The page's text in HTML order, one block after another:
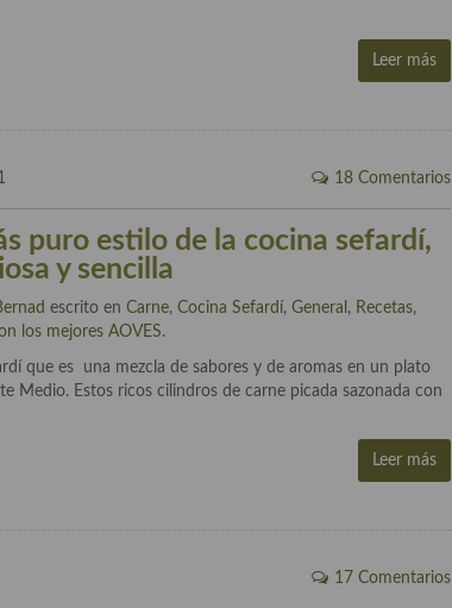
Leer más
18 Comentarios
puro estilo de la cocina sefardí,
y sencilla
escrito enCarne,Cocina Sefardí,General , Recetas,
los mejores AOVES.
que es una mezcla de sabores y de aromas en un plato
Medio. Estos ricos cilindros de carne picada sazonada con
Leer más
17 Comentarios